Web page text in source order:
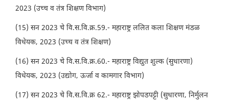
2023 (उच्च व तंत्र शिक्षण विभाग)
(15) सन 2023 चे वि.स.वि.क्र.59.- महाराष्ट्र ललित कला शिक्षण मंडळ
विधेयक, 2023 (उच्च व तंत्र शिक्षण)
(16) सन 2023 चे वि.स.वि.क्र.60.- महाराष्ट्र विद्युत शुल्क (सुधारणा)
विधेयक, 2023 (उद्योग, ऊर्जा व कामगार विभाग)
(17) सन 2023 चे वि.स.वि.क्र 62.- महाराष्ट्र झोपडपट्टी (सुधारणा, निर्मुलन